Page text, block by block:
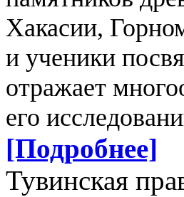
Хакасии,
и ученики
отражает
его
[Подробнее]
Тувинская